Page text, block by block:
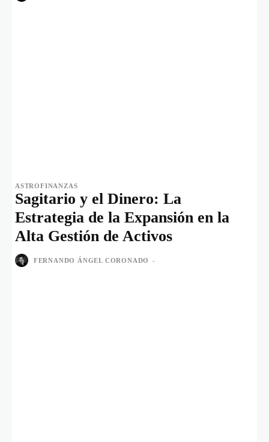
ASTROFINANZAS
Sagitario y el Dinero: La
Estrategia de la Expansión en la
Alta Gestión de Activos
FERNANDO ÁNGEL CORONADO -